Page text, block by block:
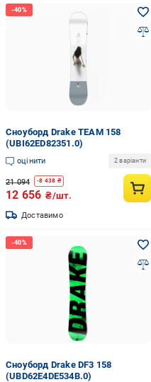
Сноуборд Drake TEAM 158
(UBI62ED82351.0)
оцінити 2 варіанти
21 094 -8 438 ₴
12 656 ₴/шт.
Доставимо
Сноуборд Drake DF3 158
(UBD62E4DE534B.0)